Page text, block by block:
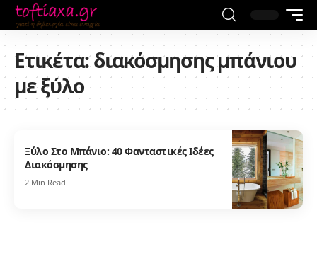
Ετικέτα:διακόσμησης μπάνιου
με ξύλο
Ξύλο Στο Μπάνιο: 40 Φανταστικές Ιδέες
Διακόσμησης
2 Min Read